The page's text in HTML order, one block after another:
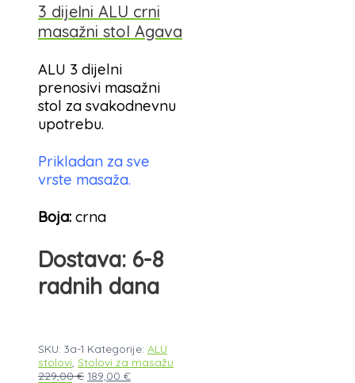
3 dijelni ALU crni
masažni stol Agava
ALU 3 dijelni
prenosivi masažni
stol za svakodnevnu
upotrebu.
Prikladan za sve
vrste masaža.
Boja: crna
Dostava: 6-8
radnih dana
SKU: 3a-1 Kategorije: ALU
stolovi Stolovi za masažu
229,00€ 189,00 €